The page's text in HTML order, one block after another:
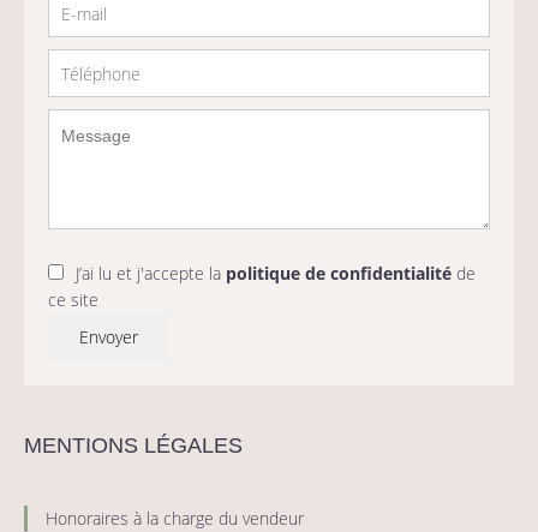
J’ai lu et j'accepte la politique de confidentialité de
ce site
Envoyer
MENTIONS LÉGALES
Honoraires à la charge du vendeur